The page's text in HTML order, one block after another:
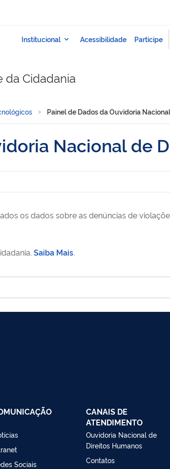
da Cidadania
Painel de Dados da Ouvidoria
Nacional de
os dados sobre as denúncias de
Saiba Mais.
Sociais
CANAIS DE
ATENDIMENTO
Ouvidoria Nacional de
Direitos Humanos
Contatos